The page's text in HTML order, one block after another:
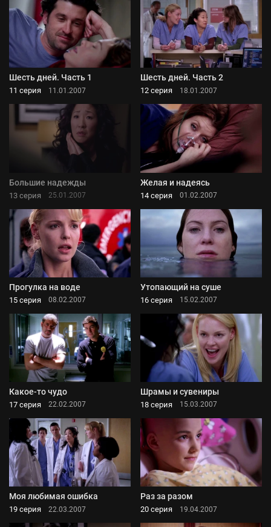
Шесть дней. Часть 1
11 серия 11.01.2007
Шесть дней. Часть 2
12 серия 18.01.2007
Большие надежды
13 серия 25.01.2007
Желая и надеясь
14 серия 01.02.2007
Прогулка на воде
15 серия 08.02.2007
Утопающий на суше
16 серия 15.02.2007
Какое-то чудо
17 серия 22.02.2007
Шрамы и сувениры
18 серия 15.03.2007
Моя любимая ошибка
19 серия 22.03.2007
Раз за разом
20 серия 19.04.2007